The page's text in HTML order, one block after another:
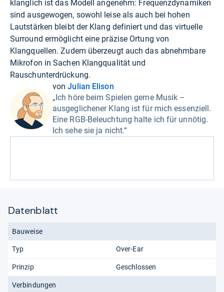
klanglich ist das Modell angenehm: Frequenzdynamiken
sind ausgewogen, sowohl leise als auch bei hohen
Lautstärken bleibt der Klang definiert und das virtuelle
Surround ermöglicht eine präzise Ortung von
Klangquellen. Zudem überzeugt auch das abnehmbare
Mikrofon in Sachen Klangqualität und
Rauschunterdrückung.
vonJulian Elison
„Ich höre beim Spielen gerne Musik –
ausgeglichener Klang ist für mich essenziell.
Eine RGB-Beleuchtung halte ich für unnötig.
Ich sehe sie ja nicht.“
Datenblatt
Bauweise
Typ Over-Ear
Prinzip Geschlossen
Verbindungen